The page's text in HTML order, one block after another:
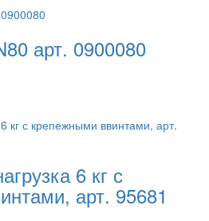
арт. 0900080
6 кг с
арт. 95681